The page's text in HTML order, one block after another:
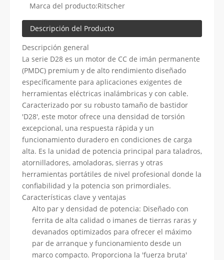
Marca del producto:Ritscher
Descripción del Producto
Descripción general
La serie D28 es un motor de CC de imán permanente
(PMDC) premium y de alto rendimiento diseñado
específicamente para aplicaciones exigentes de
herramientas eléctricas inalámbricas y con cable.
Caracterizado por su robusto tamaño de bastidor
'D28', este motor ofrece una densidad de torsión
excepcional, una respuesta rápida y un
funcionamiento duradero en condiciones de carga
alta. Es la unidad de potencia principal para taladros,
atornilladores, amoladoras, sierras y otras
herramientas portátiles de nivel profesional donde la
confiabilidad y la potencia son primordiales.
Características clave y ventajas
Alto par y densidad de potencia: Diseñado con
ferrita de alta calidad o imanes de tierras raras y
devanados optimizados para ofrecer el máximo
par de arranque y funcionamiento desde un
marco compacto. Proporciona la 'fuerza bruta'